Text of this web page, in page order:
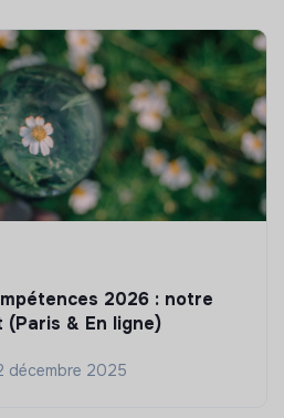
2026 : notre
& En ligne)
décembre 2025